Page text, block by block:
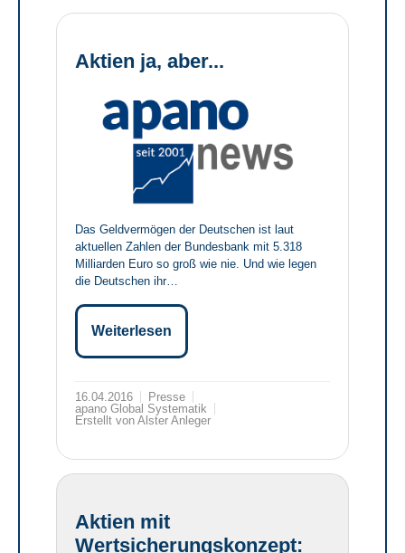
Aktien ja, aber...
Das Geldvermögen der Deutschen ist laut
aktuellen Zahlen der Bundesbank mit 5.318
Milliarden Euro so groß wie nie. Und wie legen
die Deutschen ihr…
Weiterlesen
16.04.2016
Presse
apano Global Systematik
Erstellt von Alster Anleger
Aktien mit
Wertsicherungskonzept: